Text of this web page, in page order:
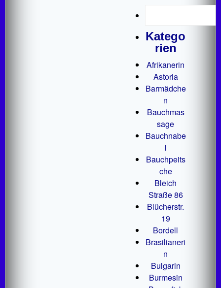
Katego
rien
Afrikanerin
Astoria
Barmädche
n
Bauchmas
sage
Bauchnabe
l
Bauchpeits
che
Bleich
Straße 86
Blücherstr.
19
Bordell
Brasilianeri
n
Bulgarin
Burmesin